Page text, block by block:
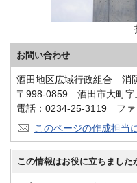
お問い合わせ
酒田地区広域行政組合 消
〒998-0859 酒田市大町字
電話：0234-25-3119 ファ
このページの作成担当
この情報はお役に立ちました